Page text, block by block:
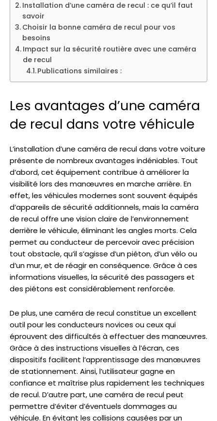
Installation d’une caméra de recul : ce qu’il faut
savoir
Choisir la bonne caméra de recul pour vos
besoins
Impact sur la sécurité routière avec une caméra
de recul
Publications similaires :
Les avantages d’une caméra
de recul dans votre véhicule
L’installation d’une caméra de recul dans votre voiture
présente de nombreux avantages indéniables. Tout
d’abord, cet équipement contribue à améliorer la
visibilité lors des manœuvres en marche arrière. En
effet, les véhicules modernes sont souvent équipés
d’appareils de sécurité additionnels, mais la caméra
de recul offre une vision claire de l’environnement
derrière le véhicule, éliminant les angles morts. Cela
permet au conducteur de percevoir avec précision
tout obstacle, qu’il s’agisse d’un piéton, d’un vélo ou
d’un mur, et de réagir en conséquence. Grâce à ces
informations visuelles, la sécurité des passagers et
des piétons est considérablement renforcée.
De plus, une caméra de recul constitue un excellent
outil pour les conducteurs novices ou ceux qui
éprouvent des difficultés à effectuer des manœuvres.
Grâce à des instructions visuelles à l’écran, ces
dispositifs facilitent l’apprentissage des manœuvres
de stationnement. Ainsi, l’utilisateur gagne en
confiance et maîtrise plus rapidement les techniques
de recul. D’autre part, une caméra de recul peut
permettre d’éviter d’éventuels dommages au
véhicule. En évitant les collisions causées par un